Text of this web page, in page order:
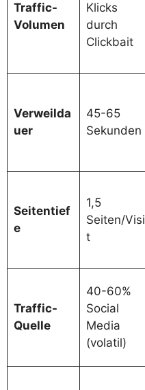
Traffic-
Volumen
Klicks
durch
Clickbait
Verweilda
uer
45-65
Sekunden
Seitentief
e
1,5
Seiten/Visi
t
Traffic-
Quelle
40-60%
Social
Media
(volatil)